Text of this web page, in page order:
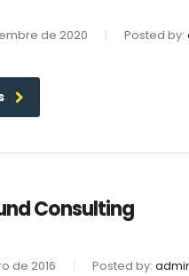
de 2020 Posted by:
Consulting
de 2016 Posted by: